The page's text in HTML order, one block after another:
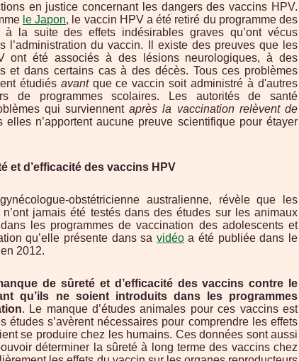
en justice concernant les dangers des vaccins HPV.
le Japon, le vaccin HPV a été retiré du programme des
à la suite des effets indésirables graves qu’ont vécus
l’administration du vaccin. Il existe des preuves que les
ont été associés à des lésions neurologiques, à des
et dans certains cas à des décès. Tous ces problèmes
étudiés avantque ce vaccin soit administré à d'autres
de programmes scolaires. Les autorités de santé
qui surviennentaprès la vaccination relèvent de
elles n’apportent aucune preuve scientifique pour étayer
et d’efficacité des vaccins HPV
obstétricienne australienne, révèle que les
jamais été testés dans des études sur les animaux
les programmes de vaccination des adolescents et
qu’elle présente dans sa vidéo a été publiée dans le
en 2012.
de sûreté et d’efficacité des vaccins contre le
qu’ils ne soient introduits dans les programmes
. Le manque d’études animales pour ces vaccins est
études s’avèrent nécessaires pour comprendre les effets
se produire chez les humains. Ces données sont aussi
déterminer la sûreté à long terme des vaccins chez